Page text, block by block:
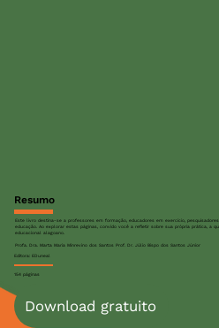
Resumo
Este livro destina-se a professores em formação, educadores em exercício,
educação. Ao explorar estas páginas, convido você a refletir sobre sua própria prática, a
educacional alagoano.
Profa. Dra. Marta Maria Minrevino dos Santos Prof. Dr. Júlio Bispo dos Santos Júnior
Editora: EDuneal
154 páginas
Download gratuito